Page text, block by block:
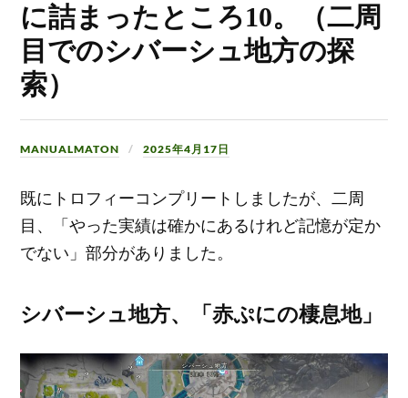
に詰まったところ10。（二周
目でのシバーシュ地方の探
索）
MANUALMATON 2025年4月17日
既にトロフィーコンプリートしましたが、二周
目、「やった実績は確かにあるけれど記憶が定か
でない」部分がありました。
シバーシュ地方、「赤ぷにの棲息地」